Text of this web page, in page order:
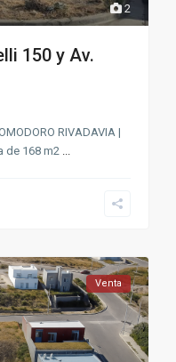
2
150 y Av.
RIVADAVIA |
de 168 m2
Venta